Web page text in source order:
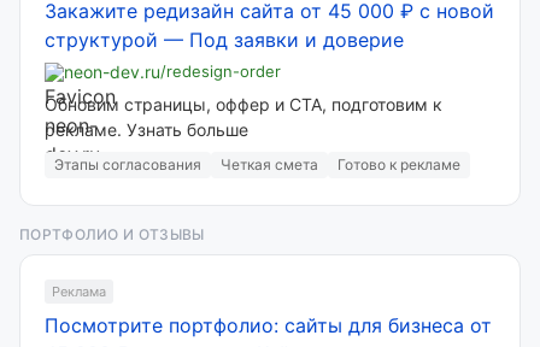
Закажите редизайн сайта от 45 000 ₽ с новой
структурой — Под заявки и доверие
neon-dev.ru/redesign-order
Обновим страницы, оффер и CTA, подготовим к
рекламе. Узнать больше
Этапы согласования Четкая смета Готово к рекламе
ПОРТФОЛИО И ОТЗЫВЫ
Реклама
Посмотрите портфолио: сайты для бизнеса от